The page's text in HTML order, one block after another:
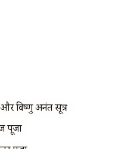
विष्णु अनंत सूत्र
पूजा